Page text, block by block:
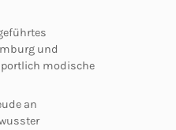
und
modische
an